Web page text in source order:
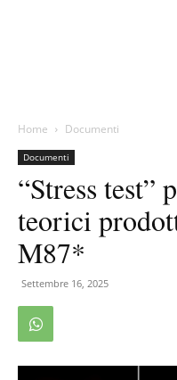
Home Documenti
Documenti
“Stress test”
teorici
M87*
Settembre 16, 2025